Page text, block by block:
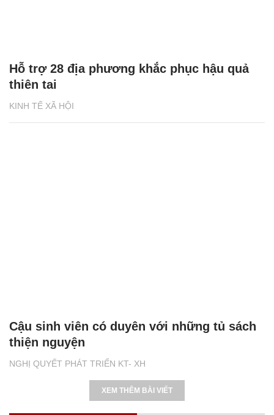
KINH TẾ XÃ HỘI
Hỗ trợ 28 địa phương khắc phục hậu quả
thiên tai
NGHỊ QUYẾT PHÁT TRIỂN KT- XH
Cậu sinh viên có duyên với những tủ sách
thiện nguyện
XEM THÊM BÀI VIẾT